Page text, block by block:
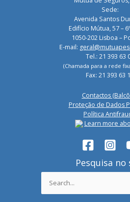
Sede:
Avenida Santos
Edifício Mútua, 57 –
1050-202 Lisboa –
E-mail:
Tel.: 21 393 63
(Chamada para a rede
Fax: 21 393 63
Contactos
Proteção de Dados
Política
Learn more
Pesquisa no
Search
for: